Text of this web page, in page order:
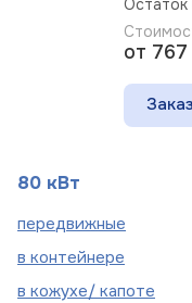
Остаток
от
80 кВт
передвижные
в контейнере
в кожухе/ капоте